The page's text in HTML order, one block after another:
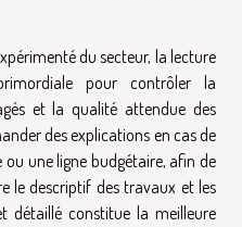
du secteur, la lecture
pour contrôler la
et la qualité attendue des
des explications en cas de
une ligne budgétaire, afin de
le descriptif des travaux et les
détaillé constitue la meilleure